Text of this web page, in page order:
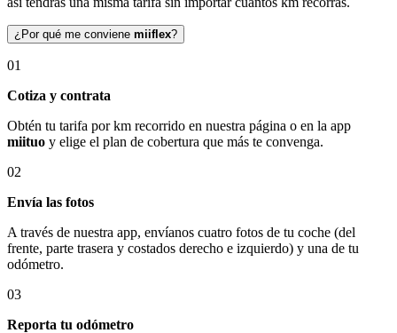
¿Por qué me conviene miiflex?
01
Cotiza y contrata
Obtén tu tarifa por km recorrido en nuestra página o en la app
miituo y elige el plan de cobertura que más te convenga.
02
Envía las fotos
A través de nuestra app, envíanos cuatro fotos de tu coche (del
frente, parte trasera y costados derecho e izquierdo) y una de tu
odómetro.
03
Reporta tu odómetro